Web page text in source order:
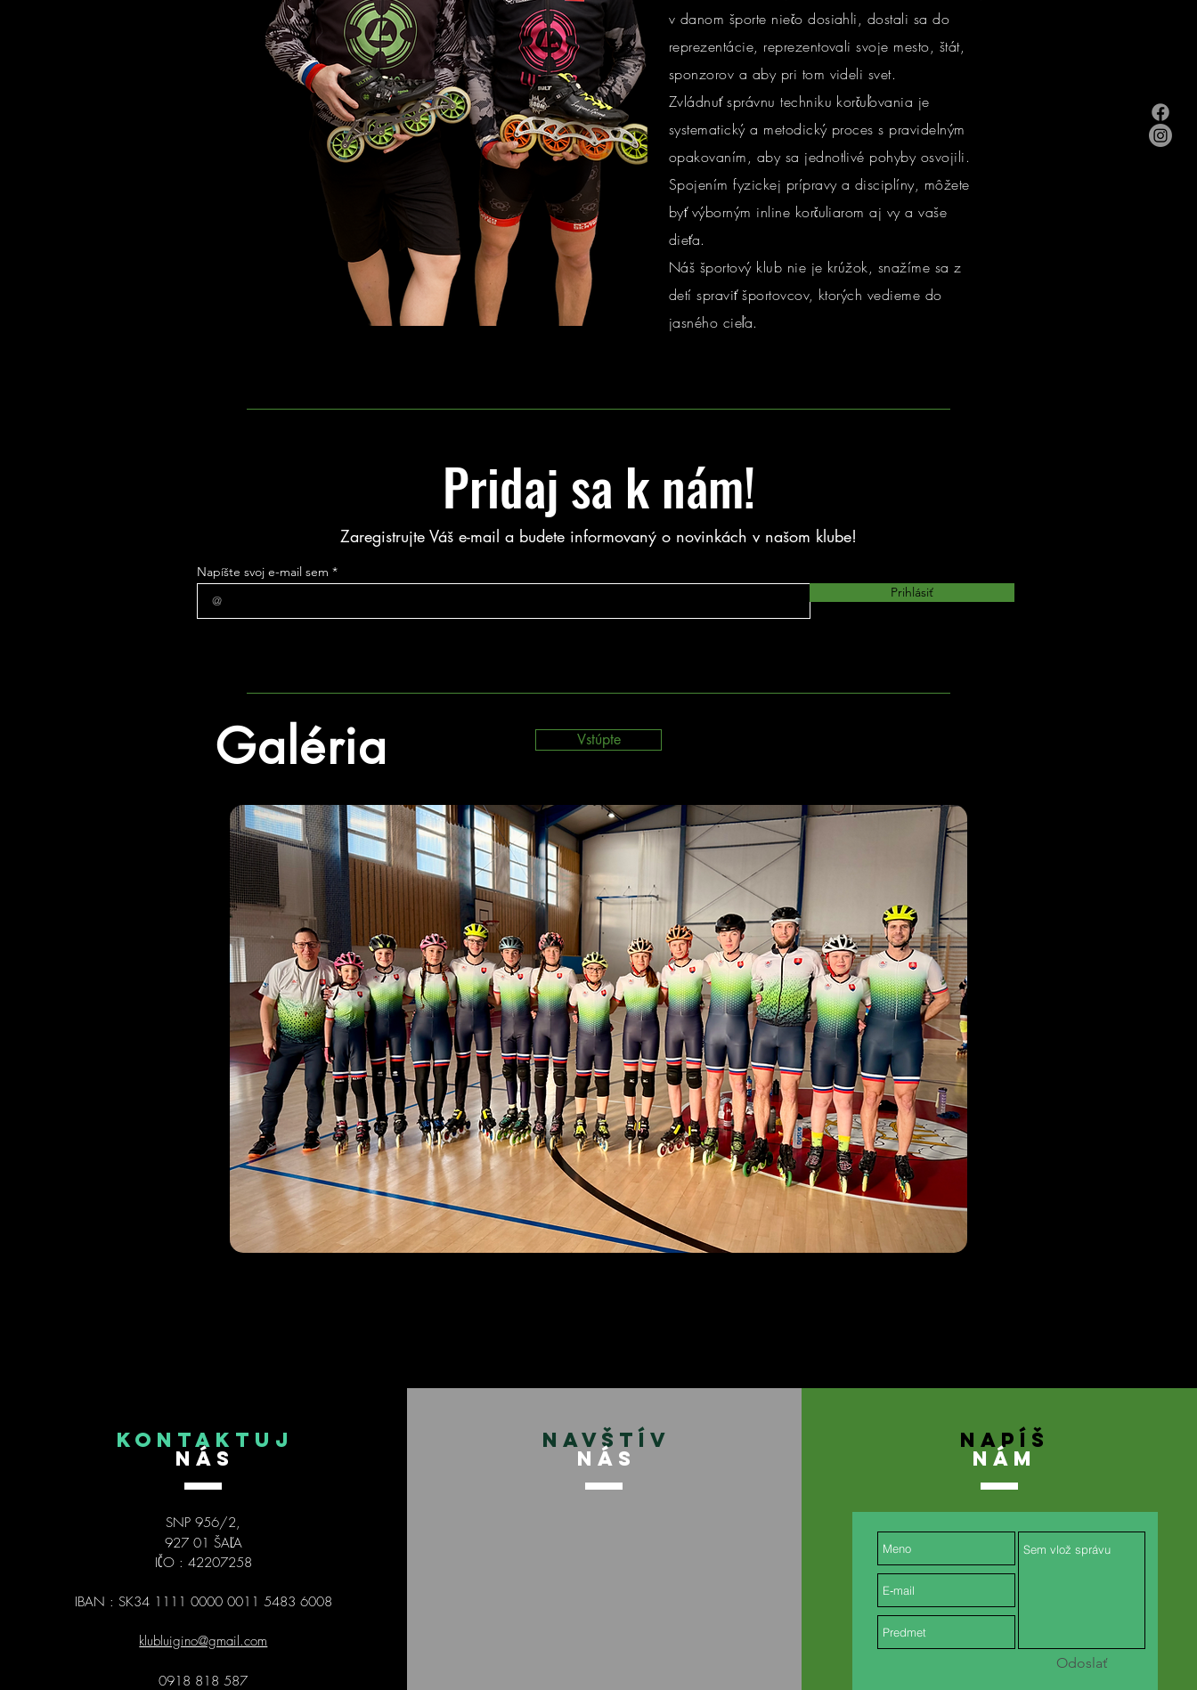
v danom športe niečo dosiahli, dostali sa do
reprezentácie, reprezentovali svoje mesto, štát,
sponzorov a aby pri tom videli svet.
Zvládnuť správnu techniku korčuľovania je
systematický a metodický proces s pravidelným
opakovaním, aby sa jednotlivé pohyby osvojili.
Spojením fyzickej prípravy a disciplíny, môžete
byť výborným inline korčuliarom aj vy a vaše
dieťa.
Náš športový klub nie je krúžok, snažíme sa z
detí spraviť športovcov, ktorých vedieme do
jasného cieľa.
Pridaj sa k nám!
Zaregistrujte Váš e-mail a budete informovaný o novinkách v našom klube!
Napíšte svoj e-mail sem
Prihlásiť
Galéria Vstúpte
KONTAKTUJ
NÁS
SNP 956/2,
927 01 ŠAĽA
IČO : 42207258
IBAN : SK34 1111 0000 0011 5483 6008
klubluigino@gmail.com
0918 818 587
NAVŠTÍV
NÁS
NAPÍŠ
NÁM
Odoslať